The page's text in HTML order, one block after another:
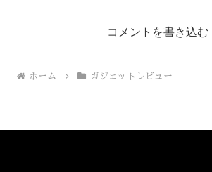
コメントを書き込む
ホーム ガジェットレビュー